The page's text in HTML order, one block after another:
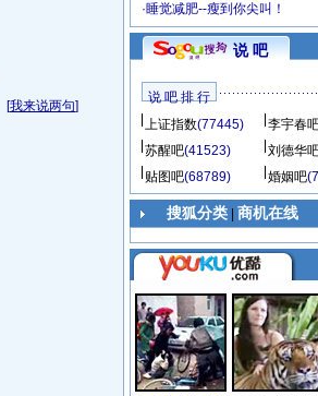
[我来说两句]
·睡觉减肥--瘦到你尖叫！
说 吧
说 吧 排 行
上证指数(77445) 李宇春
苏醒吧(41523) 刘德华
贴图吧(68789) 婚姻吧
搜狐分类| 商机在线